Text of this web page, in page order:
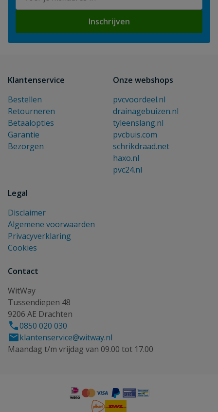
Inschrijven
Klantenservice
Bestellen
Retourneren
Betaalopties
Garantie
Bezorgen
Onze webshops
pvcvoordeel.nl
drainagebuizen.nl
tyleenslang.nl
pvcbuis.com
schrikdraad.net
haxo.nl
pvc24.nl
Legal
Disclaimer
Algemene voorwaarden
Privacyverklaring
Cookies
Contact
WitWay
Tussendiepen 48
9206 AE Drachten
0850 020 030
klantenservice@witway.nl
Maandag t/m vrijdag van 09.00 tot 17.00